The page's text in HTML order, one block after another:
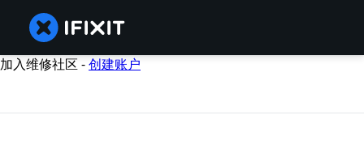
加入维修社区 -创建账户